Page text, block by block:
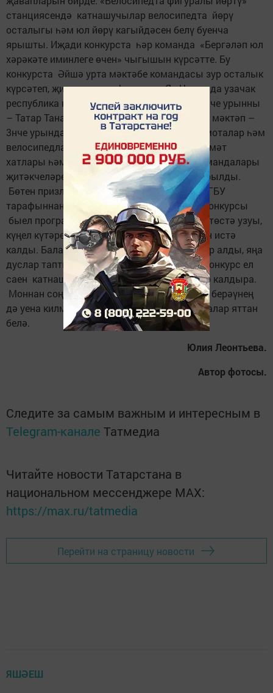
станциясендә катнашучылар велосипедта йөрү
осталыгы һәм юл йөрү кагыйдәсен белү буенча
ярышты. Иҗади конкурста һәр команда «Бергәләп юл
хәрәкәте иминлеге өчен» чыгышын күрсәтте. Бу
конкурста Әйшә урта мәктәбе командасы зур осталык
күрсәтеп, җиңеп чыкты. Һәм алар Яр Чаллыда узачак
республика конкурсында катнашачак. Икенче урынны
– Татар Танае урта мәктәбе алса, 7нче урта мәктәп –
3нче урында. Җиңүчеләргә – кубоклар, грамоталар һәм
велосипедлар, калган катнашучыларга Рәхмәт
хатлары һәм сувенирлар бирелде. ЮИД командалары
җитәкчеләренә истәлекле бүләкләр тапшырылды.
Бөтен призлар да «Юл хәрәкәте иминлеге» ГБУ
тарафыннан әзерләнде. «Имин тәгәрмәч» конкурсы
быел программасының эчтәлекле, оешкан төстә узуы,
күңел күтәренкелеге һәм кояшлы көне белән истә
калды. Балалар бу чарадан уңай эмоцияләр алды, яңа
дуслар тапты, белемнәрен күтәрде. Әлеге конкурс ел
саен катнашучыларда кабатланмас хисләр калдыра.
Моннан соң юлларда кызыл утка чыгарга берәүнең
дә уена килмәячәк. Юл йөрү кагый­дәләрен алар яттан
белә.
Юлия Леонтьева.
Автор фотосы.
Следите за самым важным и интересным в
Telegram-канале Татмедиа
Читайте новости Татарстана в
национальном мессенджере MАХ:
https://max.ru/tatmedia
Перейти на страницу новости
ЯШӘЕШ